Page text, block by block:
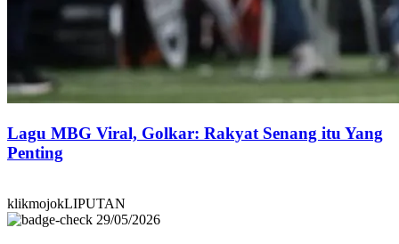
Lagu MBG Viral, Golkar: Rakyat Senang itu Yang
Penting
klikmojokLIPUTAN
29/05/2026